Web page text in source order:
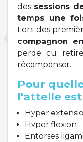
des sessions
temps une
Lors des
compagnon
perde ou retire
récompenser.
Pour
l'attelle est
Hyper
Hyper flexion
Entorses